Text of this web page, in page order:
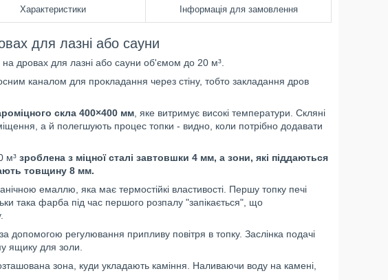
Характеристики Інформація для замовлення
для лазні або сауни
дровах для лазні або сауни об'ємом до 20 м³.
каналом для прокладання через стіну, тобто закладання дров
скла 400×400 мм , яке витримує високі температури. Скляні
а й полегшують процес топки - видно, коли потрібно додавати
м³ зроблена з міцної сталі завтовшки 4 мм, а зони, які піддаються
товщину 8 мм.
емаллю, яка має термостійкі властивості. Першу топку печі
така фарба під час першого розпалу "запікається", що
допомогою регулювання припливу повітря в топку. Заслінка подачі
ящику для золи.
зона, куди укладають каміння. Наливаючи воду на камені,